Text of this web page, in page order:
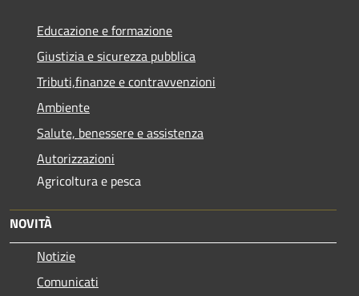
Educazione e formazione
Giustizia e sicurezza pubblica
Tributi,finanze e contravvenzioni
Ambiente
Salute, benessere e assistenza
Autorizzazioni
Agricoltura e pesca
NOVITÀ
Notizie
Comunicati